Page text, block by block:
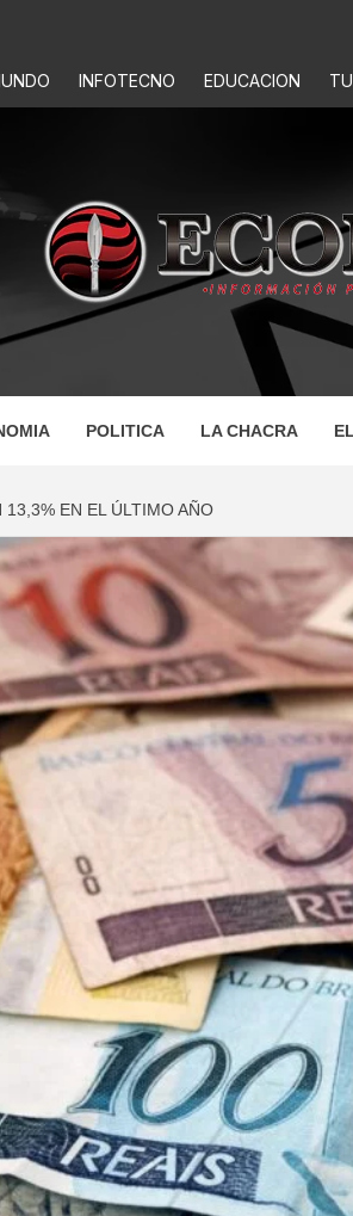
INFOTECNO EDUCACION
POLITICA LA CHACRA
13,3% EN EL ÚLTIMO AÑO